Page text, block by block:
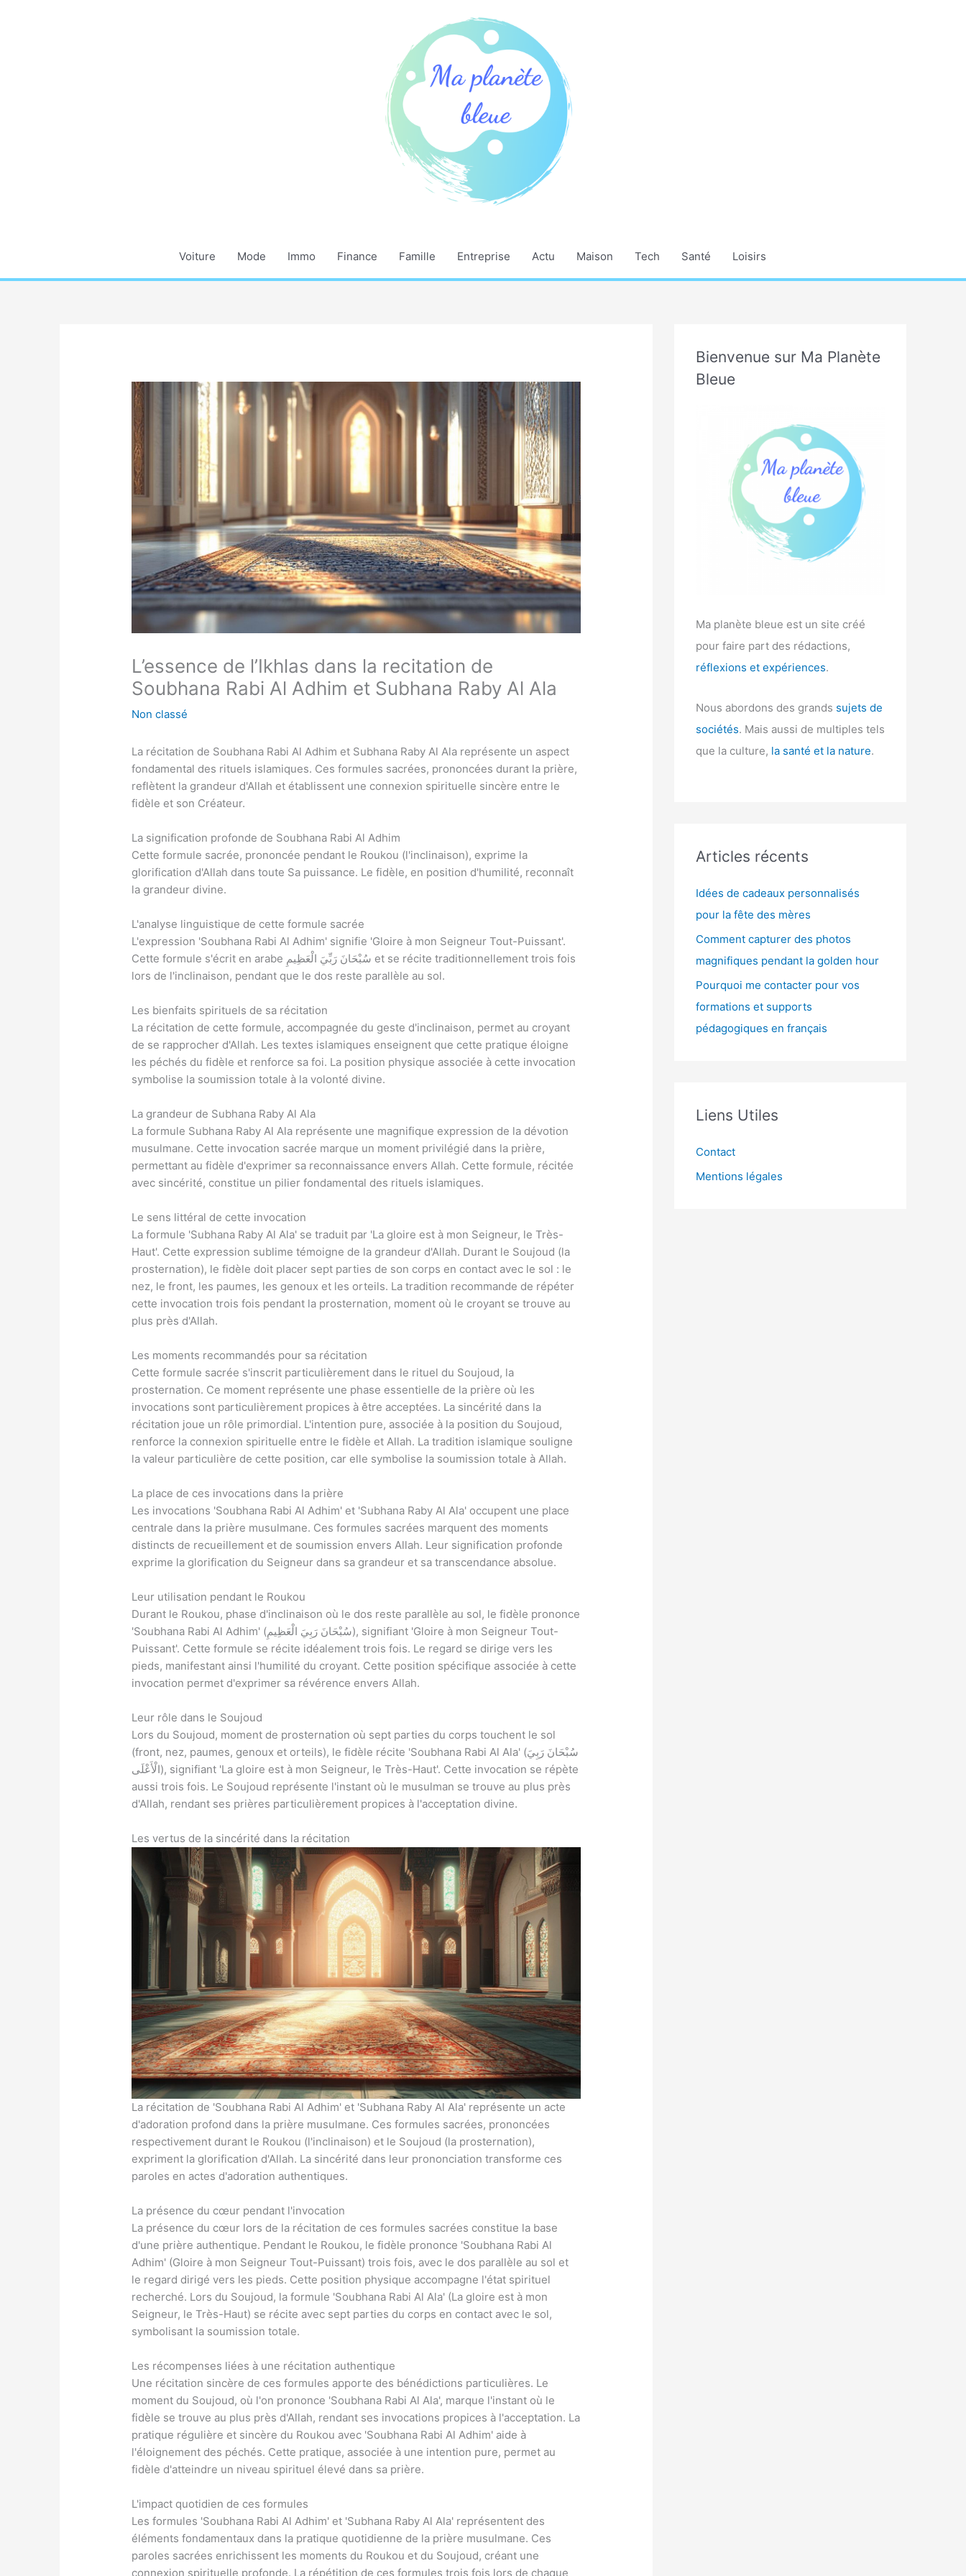
Voiture Mode Immo Finance Famille Entreprise Actu Maison Tech Santé Loisirs
L’essence de l’Ikhlas dans la recitation de
Soubhana Rabi Al Adhim et Subhana Raby Al Ala
Non classé
La récitation de Soubhana Rabi Al Adhim et Subhana Raby Al Ala représente un aspect
fondamental des rituels islamiques. Ces formules sacrées, prononcées durant la prière,
reflètent la grandeur d'Allah et établissent une connexion spirituelle sincère entre le
fidèle et son Créateur.
La signification profonde de Soubhana Rabi Al Adhim
Cette formule sacrée, prononcée pendant le Roukou (l'inclinaison), exprime la
glorification d'Allah dans toute Sa puissance. Le fidèle, en position d'humilité, reconnaît
la grandeur divine.
L'analyse linguistique de cette formule sacrée
L'expression 'Soubhana Rabi Al Adhim' signifie 'Gloire à mon Seigneur Tout-Puissant'.
Cette formule s'écrit en arabe سُبْحَانَ رَبِّيَ الْعَظِيمِ et se récite traditionnellement trois fois
lors de l'inclinaison, pendant que le dos reste parallèle au sol.
Les bienfaits spirituels de sa récitation
La récitation de cette formule, accompagnée du geste d'inclinaison, permet au croyant
de se rapprocher d'Allah. Les textes islamiques enseignent que cette pratique éloigne
les péchés du fidèle et renforce sa foi. La position physique associée à cette invocation
symbolise la soumission totale à la volonté divine.
La grandeur de Subhana Raby Al Ala
La formule Subhana Raby Al Ala représente une magnifique expression de la dévotion
musulmane. Cette invocation sacrée marque un moment privilégié dans la prière,
permettant au fidèle d'exprimer sa reconnaissance envers Allah. Cette formule, récitée
avec sincérité, constitue un pilier fondamental des rituels islamiques.
Le sens littéral de cette invocation
La formule 'Subhana Raby Al Ala' se traduit par 'La gloire est à mon Seigneur, le Très-
Haut'. Cette expression sublime témoigne de la grandeur d'Allah. Durant le Soujoud (la
prosternation), le fidèle doit placer sept parties de son corps en contact avec le sol : le
nez, le front, les paumes, les genoux et les orteils. La tradition recommande de répéter
cette invocation trois fois pendant la prosternation, moment où le croyant se trouve au
plus près d'Allah.
Les moments recommandés pour sa récitation
Cette formule sacrée s'inscrit particulièrement dans le rituel du Soujoud, la
prosternation. Ce moment représente une phase essentielle de la prière où les
invocations sont particulièrement propices à être acceptées. La sincérité dans la
récitation joue un rôle primordial. L'intention pure, associée à la position du Soujoud,
renforce la connexion spirituelle entre le fidèle et Allah. La tradition islamique souligne
la valeur particulière de cette position, car elle symbolise la soumission totale à Allah.
La place de ces invocations dans la prière
Les invocations 'Soubhana Rabi Al Adhim' et 'Subhana Raby Al Ala' occupent une place
centrale dans la prière musulmane. Ces formules sacrées marquent des moments
distincts de recueillement et de soumission envers Allah. Leur signification profonde
exprime la glorification du Seigneur dans sa grandeur et sa transcendance absolue.
Leur utilisation pendant le Roukou
Durant le Roukou, phase d'inclinaison où le dos reste parallèle au sol, le fidèle prononce
'Soubhana Rabi Al Adhim' (سُبْحَانَ رَبِيَ الْعَظِيمِ), signifiant 'Gloire à mon Seigneur Tout-
Puissant'. Cette formule se récite idéalement trois fois. Le regard se dirige vers les
pieds, manifestant ainsi l'humilité du croyant. Cette position spécifique associée à cette
invocation permet d'exprimer sa révérence envers Allah.
Leur rôle dans le Soujoud
Lors du Soujoud, moment de prosternation où sept parties du corps touchent le sol
(front, nez, paumes, genoux et orteils), le fidèle récite 'Soubhana Rabi Al Ala' (سُبْحَانَ رَبِيَ
الْأَعْلَى), signifiant 'La gloire est à mon Seigneur, le Très-Haut'. Cette invocation se répète
aussi trois fois. Le Soujoud représente l'instant où le musulman se trouve au plus près
d'Allah, rendant ses prières particulièrement propices à l'acceptation divine.
Les vertus de la sincérité dans la récitation
La récitation de 'Soubhana Rabi Al Adhim' et 'Subhana Raby Al Ala' représente un acte
d'adoration profond dans la prière musulmane. Ces formules sacrées, prononcées
respectivement durant le Roukou (l'inclinaison) et le Soujoud (la prosternation),
expriment la glorification d'Allah. La sincérité dans leur prononciation transforme ces
paroles en actes d'adoration authentiques.
La présence du cœur pendant l'invocation
La présence du cœur lors de la récitation de ces formules sacrées constitue la base
d'une prière authentique. Pendant le Roukou, le fidèle prononce 'Soubhana Rabi Al
Adhim' (Gloire à mon Seigneur Tout-Puissant) trois fois, avec le dos parallèle au sol et
le regard dirigé vers les pieds. Cette position physique accompagne l'état spirituel
recherché. Lors du Soujoud, la formule 'Soubhana Rabi Al Ala' (La gloire est à mon
Seigneur, le Très-Haut) se récite avec sept parties du corps en contact avec le sol,
symbolisant la soumission totale.
Les récompenses liées à une récitation authentique
Une récitation sincère de ces formules apporte des bénédictions particulières. Le
moment du Soujoud, où l'on prononce 'Soubhana Rabi Al Ala', marque l'instant où le
fidèle se trouve au plus près d'Allah, rendant ses invocations propices à l'acceptation. La
pratique régulière et sincère du Roukou avec 'Soubhana Rabi Al Adhim' aide à
l'éloignement des péchés. Cette pratique, associée à une intention pure, permet au
fidèle d'atteindre un niveau spirituel élevé dans sa prière.
L'impact quotidien de ces formules
Les formules 'Soubhana Rabi Al Adhim' et 'Subhana Raby Al Ala' représentent des
éléments fondamentaux dans la pratique quotidienne de la prière musulmane. Ces
paroles sacrées enrichissent les moments du Roukou et du Soujoud, créant une
connexion spirituelle profonde. La répétition de ces formules trois fois lors de chaque
Bienvenue sur Ma Planète
Bleue
Ma planète bleue est un site créé
pour faire part des rédactions,
réflexions et expériences.
Nous abordons des grands sujets de
sociétés. Mais aussi de multiples tels
que la culture, la santé et la nature.
Articles récents
Idées de cadeaux personnalisés
pour la fête des mères
Comment capturer des photos
magnifiques pendant la golden hour
Pourquoi me contacter pour vos
formations et supports
pédagogiques en français
Liens Utiles
Contact
Mentions légales